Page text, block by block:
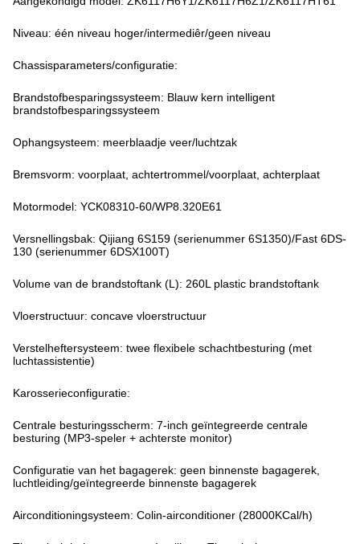
Niveau: één niveau hoger/intermediêr/geen niveau
Chassisparameters/configuratie:
Brandstofbesparingssysteem: Blauw kern intelligent
brandstofbesparingssysteem
Ophangsysteem: meerblaadje veer/luchtzak
Bremsvorm: voorplaat, achtertrommel/voorplaat, achterplaat
Motormodel: YCK08310-60/WP8.320E61
Versnellingsbak: Qijiang 6S159 (serienummer 6S1350)/Fast 6DS-
130 (serienummer 6DSX100T)
Volume van de brandstoftank (L): 260L plastic brandstoftank
Vloerstructuur: concave vloerstructuur
Verstelheftersysteem: twee flexibele schachtbesturing (met
luchtassistentie)
Karosserieconfiguratie:
Centrale besturingsscherm: 7-inch geïntegreerde centrale
besturing (MP3-speler + achterste monitor)
Configuratie van het bagagerek: geen binnenste bagagerek,
luchtleiding/geïntegreerde binnenste bagagerek
Airconditioningsysteem: Colin-airconditioner (28000KCal/h)